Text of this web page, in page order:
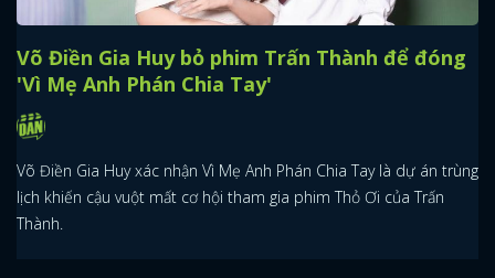
Võ Điền Gia Huy bỏ phim Trấn Thành để đóng
'Vì Mẹ Anh Phán Chia Tay'
Võ Điền Gia Huy xác nhận Vì Mẹ Anh Phán Chia Tay là dự án trùng
lịch khiến cậu vuột mất cơ hội tham gia phim Thỏ Ơi của Trấn
Thành.